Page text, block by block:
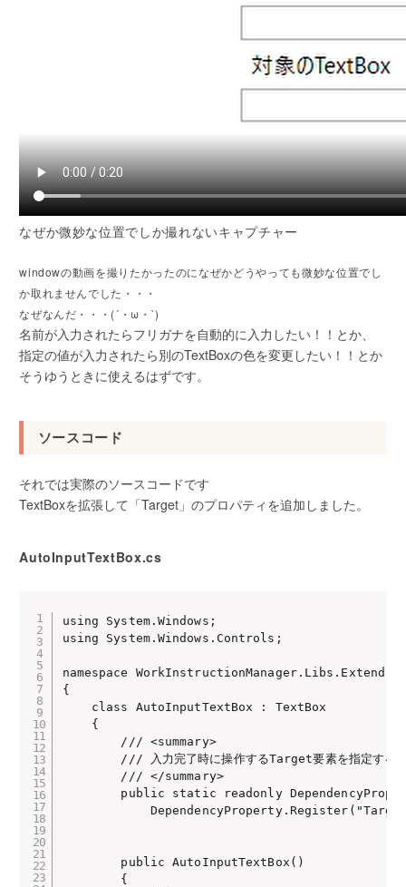
なぜか微妙な位置でしか撮れないキャプチャー
windowの動画を撮りたかったのになぜかどうやっても微妙な位置でし
か取れませんでした・・・
なぜなんだ・・・(´・ω・`)
名前が入力されたらフリガナを自動的に入力したい！！とか、
指定の値が入力されたら別のTextBoxの色を変更したい！！とか
そうゆうときに使えるはずです。
ソースコード
それでは実際のソースコードです
TextBoxを拡張して「Target」のプロパティを追加しました。
AutoInputTextBox.cs
using System.Windows;
using System.Windows.Controls;
namespace
{
    class AutoInputTextBox : TextBox
    {
        /// <summary>
/// 入力完了時に操作するTarget要素を指定する
        /// </summary>
public static readonly
        public AutoInputTextBox()
        {